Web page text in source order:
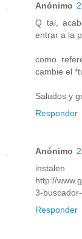
Anónimo
Q tal,
entrar a la
como
cambie el
Saludos y
Responder
Anónimo
http://
3-
Responder